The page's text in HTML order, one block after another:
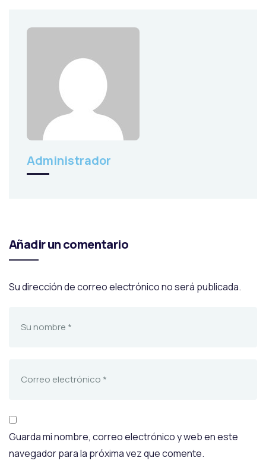
Administrador
Añadir un comentario
Su dirección de correo electrónico no será publicada.
Guarda mi nombre, correo electrónico y web en este
navegador para la próxima vez que comente.